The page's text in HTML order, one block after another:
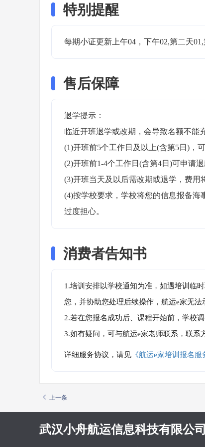
特别提醒
每期小证更新上午04，下午02,第二天
售后保障
退学提示：
临近开班退学或改期，会导致名额不能
(1)开班前5个工作日及以上(含第5日)，
(2)开班前1-4个工作日(含第4日)可申请
(3)开班当天及以后需改期或退学，费用
(4)按学校要求，学校将您的信息报备
过度担心。
消费者告知书
1.培训安排以学校通知为准，如遇培训临
您，并协助您处理后续操作，航运e家无法
2.若在您报名成功后、课程开始前，学校
3.如有疑问，可与航运e家老师联系，联系
详细服务协议，请见 《航运e家培训报名服
上一条
武汉小舟航运信息科技有限公司